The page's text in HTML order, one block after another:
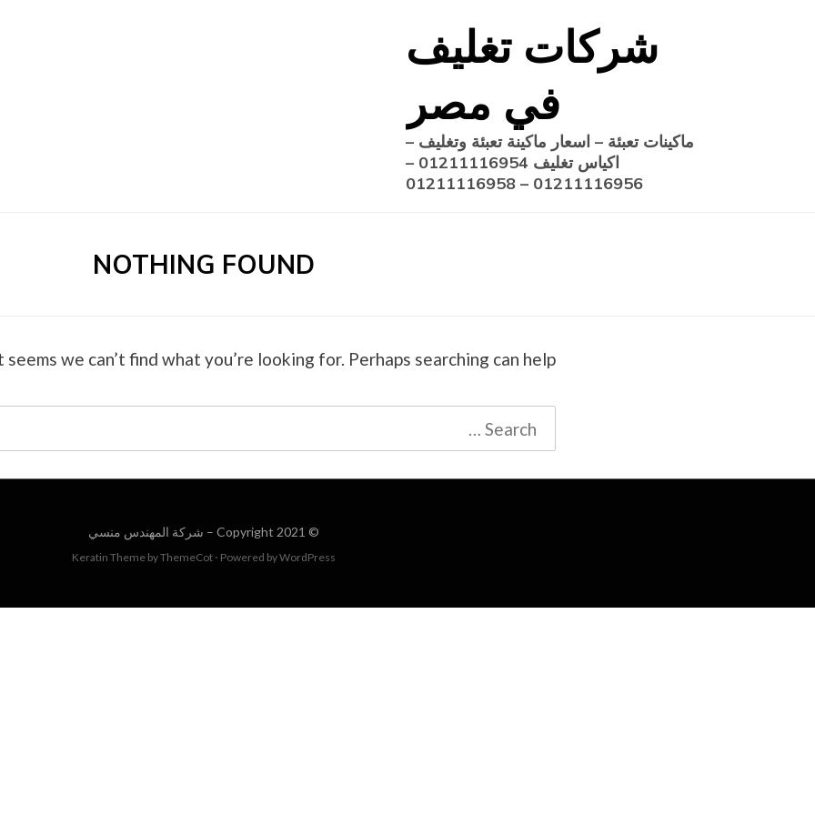
شركات تغليف
في مصر
ماكينات تعبئة – اسعار ماكينة تعبئة وتغليف –
اكياس تغليف 01211116954 –
01211116956 – 01211116958
NOTHING FOUND
seems we can’t find what you’re looking for. Perhaps searching can help.
Search
for:
© Copyright 2021 – شركة المهندس منسي
Keratin Theme byThemeCot ⋅ Powered byWordPress